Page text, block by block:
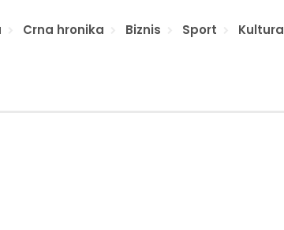
Crna hronika Biznis Sport Kultura